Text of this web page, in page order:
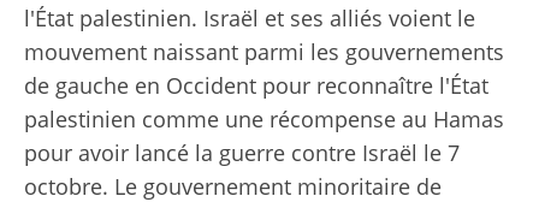
l'État palestinien. Israël et ses alliés voient le
mouvement naissant parmi les gouvernements
de gauche en Occident pour reconnaître l'État
palestinien comme une récompense au Hamas
pour avoir lancé la guerre contre Israël le 7
octobre. Le gouvernement minoritaire de